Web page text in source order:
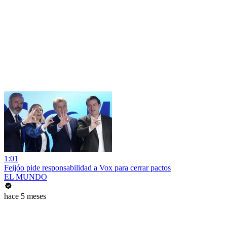
1:01
Feijóo pide responsabilidad a Vox para cerrar pactos
EL MUNDO
hace 5 meses